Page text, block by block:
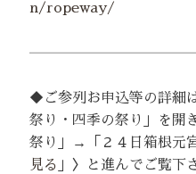
n/ropeway/
◆ご参列お申込等の詳細
祭り・四季の祭り」を開
祭り」→「２４日箱根元
見る 」〉と進んでご覧下